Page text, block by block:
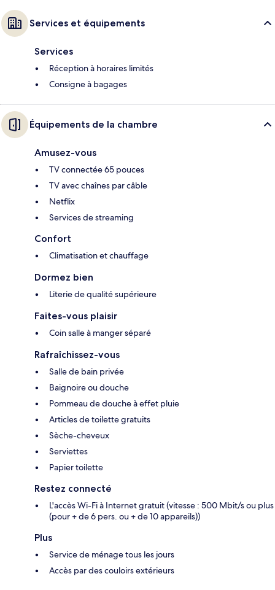
Services et équipements
Services
Réception à horaires limités
Consigne à bagages
Équipements de la chambre
Amusez-vous
TV connectée 65 pouces
TV avec chaînes par câble
Netflix
Services de streaming
Confort
Climatisation et chauffage
Dormez bien
Literie de qualité supérieure
Faites-vous plaisir
Coin salle à manger séparé
Rafraîchissez-vous
Salle de bain privée
Baignoire ou douche
Pommeau de douche à effet pluie
Articles de toilette gratuits
Sèche-cheveux
Serviettes
Papier toilette
Restez connecté
L'accès Wi-Fi à Internet gratuit (vitesse : 500 Mbit/s ou plus
(pour + de 6 pers. ou + de 10 appareils))
Plus
Service de ménage tous les jours
Accès par des couloirs extérieurs